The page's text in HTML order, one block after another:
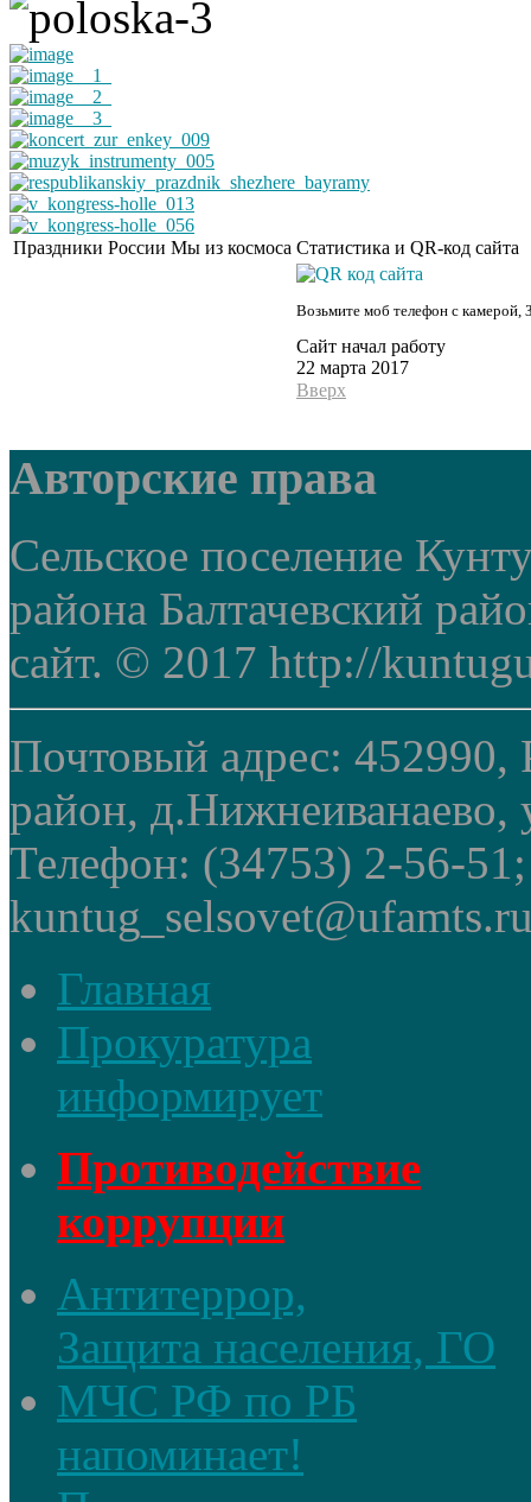
Праздники России Мы из космоса Статистика и QR-код сайта
Возьмите моб телефон с камерой,
Сайт начал работу
22 марта 2017
Вверх
Авторские права
Сельское поселение
района Балтачевский
сайт. © 2017 http://
Почтовый адрес: 452990,
район, д.Нижнеиванаево,
Телефон: (34753) 2-56-
Главная
Прокуратура
информирует
Противодействие
коррупции
Антитеррор,
Защита населения, ГО
МЧС РФ по РБ
напоминает!